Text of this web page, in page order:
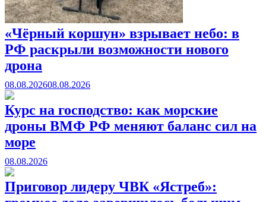
«Чёрный коршун» взрывает небо: в
РФ раскрыли возможности нового
дрона
08.08.202608.08.2026
Курс на господство: как морские
дроны ВМФ РФ меняют баланс сил на
море
08.08.2026
Приговор лидеру ЧВК «Ястреб»: